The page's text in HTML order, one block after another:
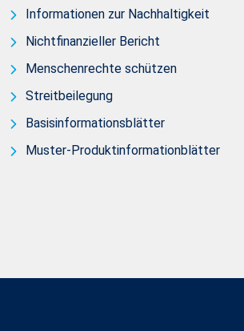
Informationen zur Nachhaltigkeit
Nichtfinanzieller Bericht
Menschenrechte schützen
Streitbeilegung
Basisinformationsblätter
Muster-Produktinformationblätter